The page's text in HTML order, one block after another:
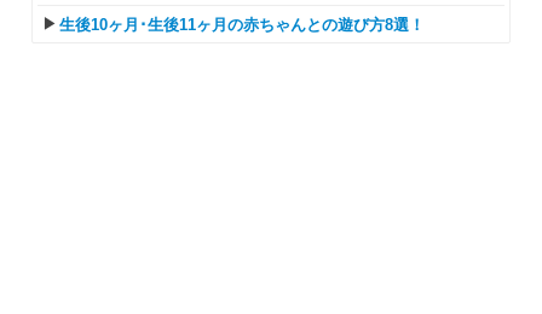
生後10ヶ月･生後11ヶ月の赤ちゃんとの遊び方8選！